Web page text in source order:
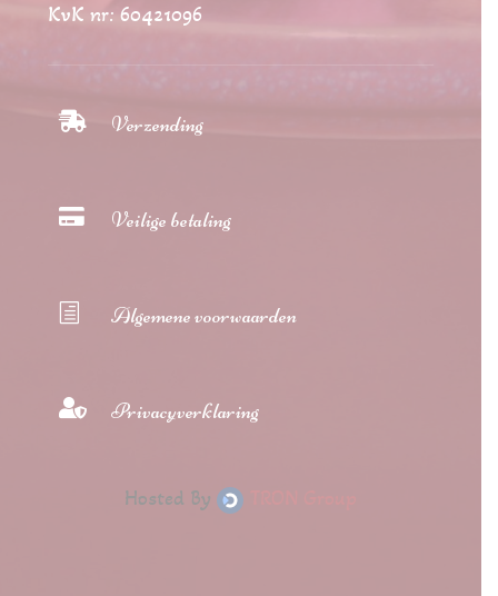
KvK nr: 60421096
 Verzending
 Veilige betaling
h Algemene voorwaarden
 Privacyverklaring
Hosted By TRON Group